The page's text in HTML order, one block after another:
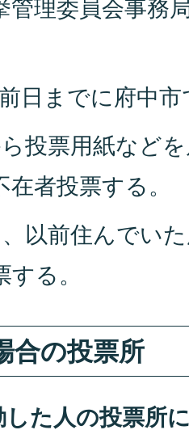
管理委員会事務
前日までに府中
ら投票用紙など
者投票する。
、以前住んでい
る。
合の投票所
た人の投票所